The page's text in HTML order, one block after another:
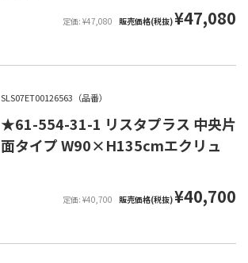
定価: ¥47,080 販売価格(税抜)¥47,080
SLS07ET00126563（品番）
★61-554-31-1 リスタプラス 中央片
面タイプ W90×H135cmエクリュ
定価: ¥40,700 販売価格(税抜)¥40,700